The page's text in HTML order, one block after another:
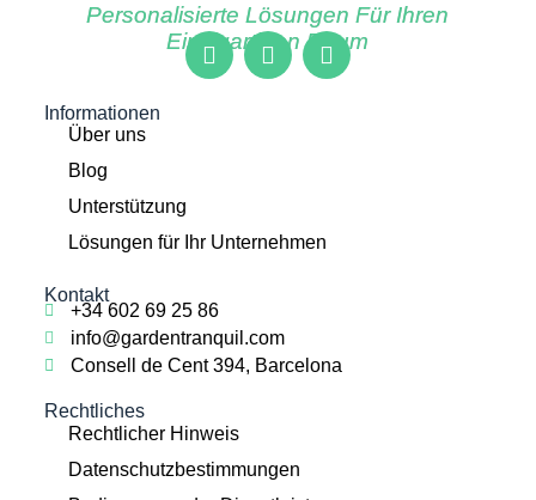
Personalisierte Lösungen Für Ihren
Einzigartigen Raum
Informationen
Über uns
Blog
Unterstützung
Lösungen für Ihr Unternehmen
Kontakt
+34 602 69 25 86
info@gardentranquil.com
Consell de Cent 394, Barcelona
Rechtliches
Rechtlicher Hinweis
Datenschutzbestimmungen